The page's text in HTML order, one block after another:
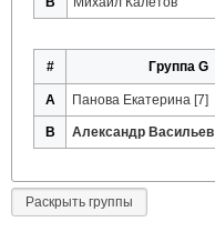
# Группа G
A Панова Екатерина [7]
B Александр Васильев
Раскрыть группы